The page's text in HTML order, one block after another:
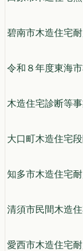
碧南市木造住宅
令和８年度東海
木造住宅診断等
大口町木造住宅
知多市木造住宅
清須市民間木造
愛西市木造住宅